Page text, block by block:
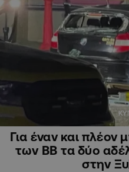
Για έναν και πλέον
των ΒΒ τα δύο
στην